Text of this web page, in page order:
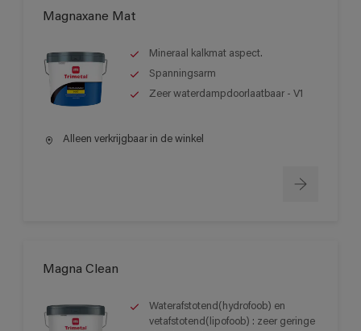
Magnaxane Mat
Mineraal kalkmat aspect.
Spanningsarm
Zeer waterdampdoorlaatbaar - V1
Alleen verkrijgbaar in de winkel
Magna Clean
Waterafstotend(hydrofoob) en
vetafstotend(lipofoob) : zeer geringe